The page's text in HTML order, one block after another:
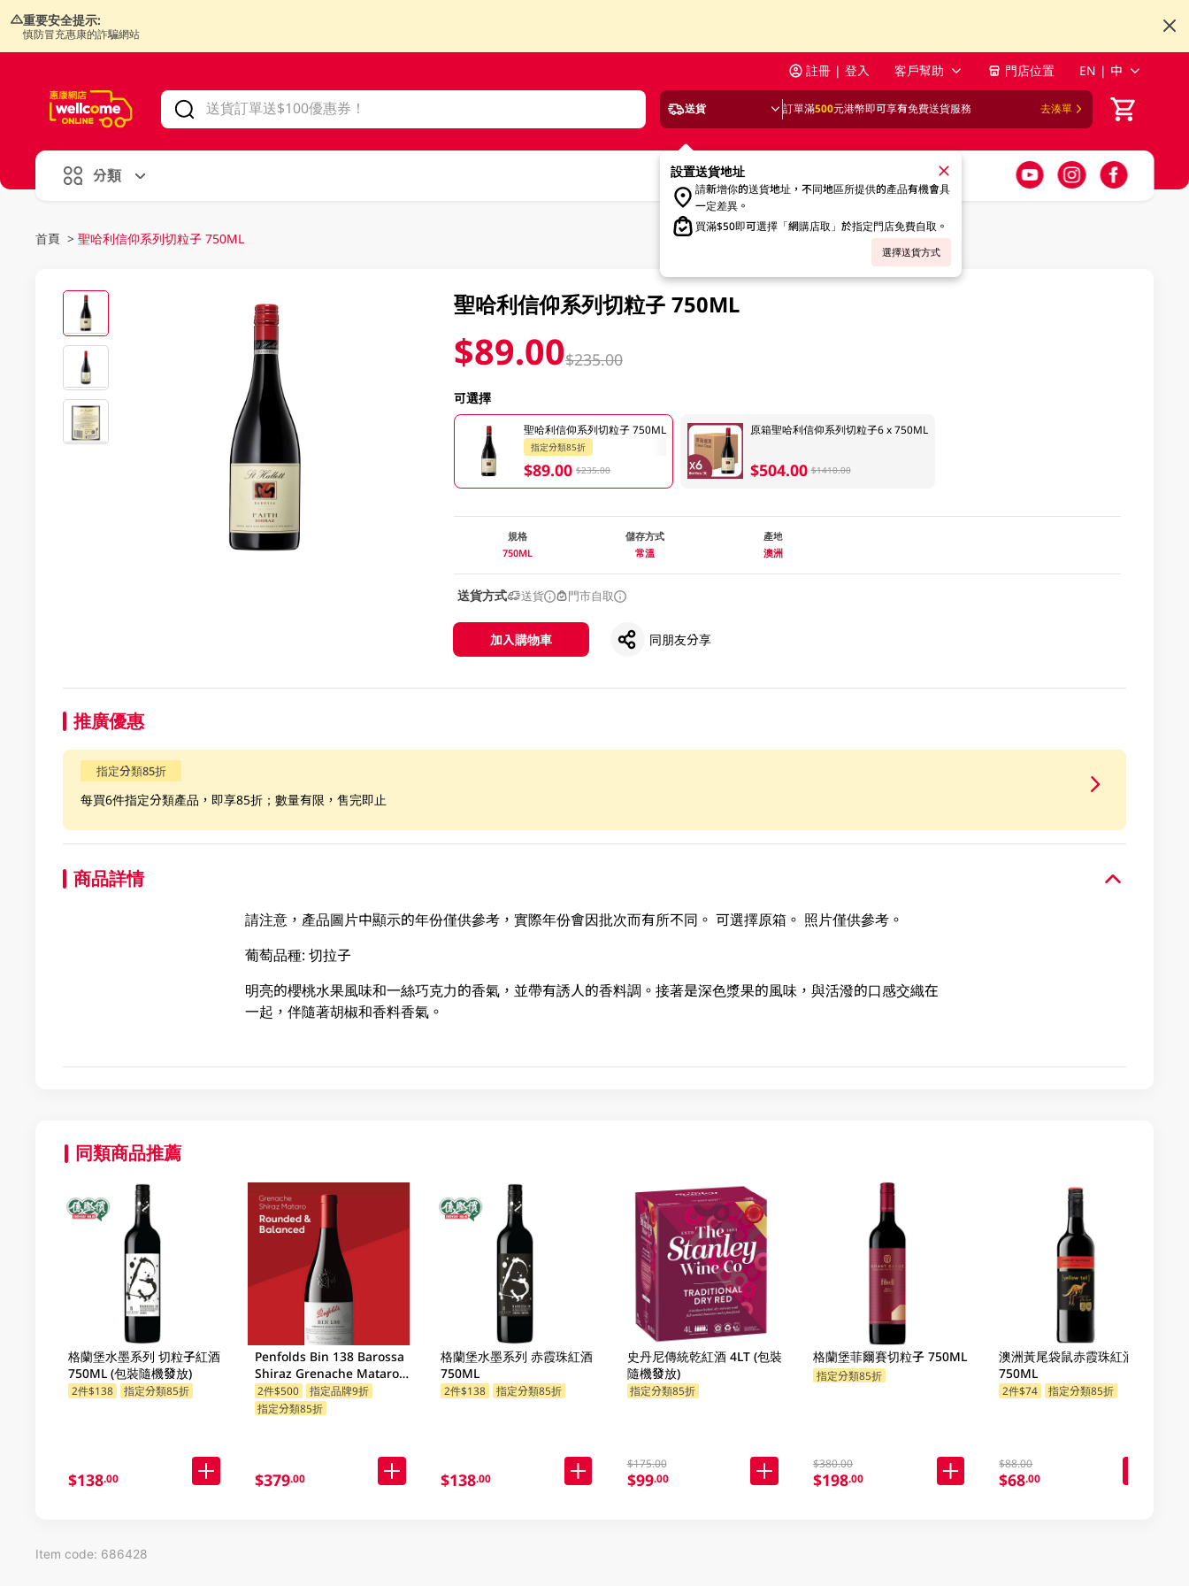
重要安全提示:
慎防冒充惠康的詐騙網站
註冊 | 登入 客戶幫助 門店位置 EN | 中
送貨 訂單滿500元港幣即可享有免費送貨服務 去湊單
設置送貨地址
請新增你的送貨地址，不同地區所提供的產品有機會具
一定差異。
買滿$50即可選擇「網購店取」於指定門店免費自取。
選擇送貨方式
分類
首頁 > 聖哈利信仰系列切粒子 750ML
聖哈利信仰系列切粒子 750ML
$89.00$235.00
可選擇
聖哈利信仰系列切粒子 750ML
指定分類85折
$89.00 $235.00
原箱聖哈利信仰系列切粒子6 x 750ML
$504.00 $1410.00
規格
750ML
儲存方式
常溫
產地
澳洲
送貨方式 送貨 門市自取
加入購物車 同朋友分享
推廣優惠
指定分類85折
每買6件指定分類產品，即享85折；數量有限，售完即止
商品詳情
請注意，產品圖片中顯示的年份僅供參考，實際年份會因批次而有所不同。 可選擇原箱。 照片僅供參考。
葡萄品種: 切拉子
明亮的櫻桃水果風味和一絲巧克力的香氣，並帶有誘人的香料調。接著是深色漿果的風味，與活潑的口感交織在
一起，伴隨著胡椒和香料香氣。
同類商品推薦
格蘭堡水墨系列 切粒子紅酒
750ML (包裝隨機發放)
2件$138 指定分類85折
$138.00
Penfolds Bin 138 Barossa
Shiraz Grenache Mataro
750ML
2件$500
指定品牌9折
指定分類85折
$379.00
格蘭堡水墨系列 赤霞珠紅酒
750ML
2件$138 指定分類85折
$138.00
史丹尼傳統乾紅酒 4LT (包裝
隨機發放)
指定分類85折
$175.00
$99.00
格蘭堡菲爾賽切粒子 750ML
指定分類85折
$380.00
$198.00
澳洲黃尾袋鼠赤霞珠紅酒
750ML
2件$74 指定分類85折
$88.00
$68.00
Item code: 686428